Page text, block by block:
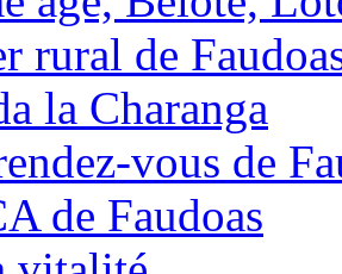
rural de
la Charanga
vous de
de Faudoas